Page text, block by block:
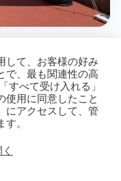
間、昨年秋にも
オ柏へ行ってき
して、お客様の好み
で、最も関連性の高
すべて受け入れる」
使用に同意したこと
にアクセスして、管
。